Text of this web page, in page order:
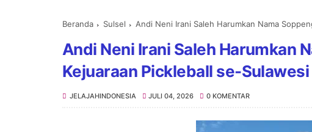
Beranda Sulsel Andi Neni Irani Saleh Harumkan Nama
Andi Neni Irani Saleh Harumkan
Kejuaraan Pickleball se-
JELAJAHINDONESIA JULI 04, 2026 0 KOMENTAR